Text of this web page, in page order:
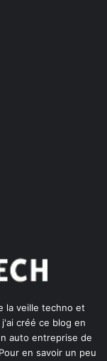
la veille techno et
créé ce blog en
auto entreprise de
en savoir un peu